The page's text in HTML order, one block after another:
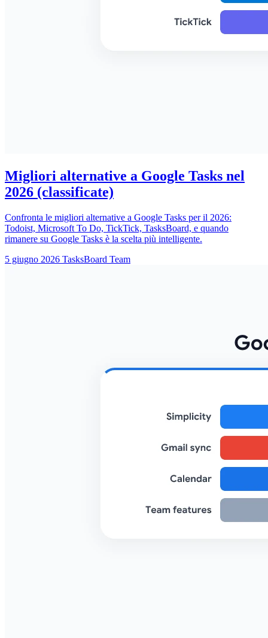
Migliori alternative a Google Tasks nel
2026 (classificate)
Confronta le migliori alternative a Google Tasks per il 2026:
Todoist, Microsoft To Do, TickTick, TasksBoard, e quando
rimanere su Google Tasks è la scelta più intelligente.
5 giugno 2026 TasksBoard Team